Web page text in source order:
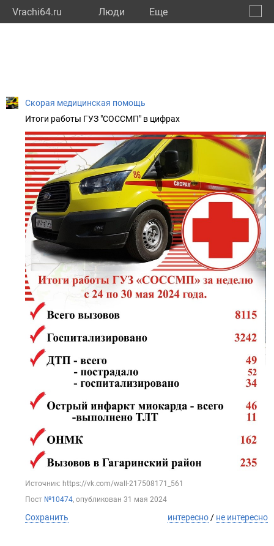
Vrachi64.ru Люди Eще
Скорая медицинская помощь
Итоги работы ГУЗ "СОССМП" в цифрах
Источник: https://vk.com/wall-217508171_561
Пост №10474, опубликован 31 мая 2024
Сохранить интересно / не интересно